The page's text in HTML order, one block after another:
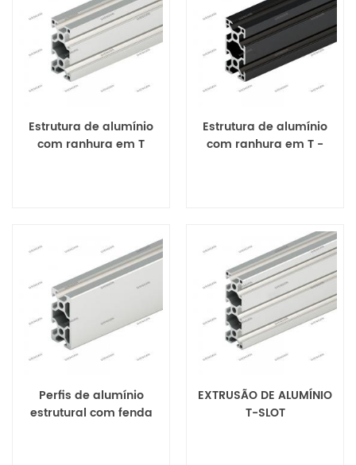
Estrutura de alumínio
com ranhura em T
Estrutura de alumínio
com ranhura em T -
Perfis de alumínio
estrutural com fenda
EXTRUSÃO DE ALUMÍNIO
T-SLOT